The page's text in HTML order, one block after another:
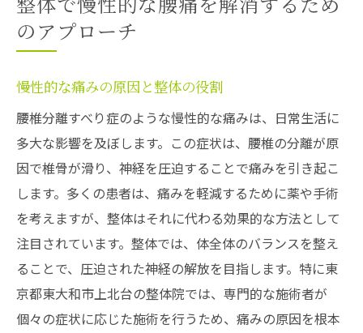
のアプローチ
慢性的な痛みの原因と整体の役割
腰椎分離すべり症のような慢性的な痛みは、日常生活に
多大な影響を及ぼします。この症状は、腰椎の分離が原
因で椎骨が滑り、神経を圧迫することで痛みを引き起こ
します。多くの患者は、痛みを軽減するために薬や手術
を考えますが、整体はそれに代わる効果的な方法として
注目されています。整体では、体全体のバランスを整え
ることで、圧迫された神経の解放を目指します。特に東
京都東大和市上北台の整体院では、専門的な施術者が
個々の症状に応じた施術を行うため、痛みの原因を根本